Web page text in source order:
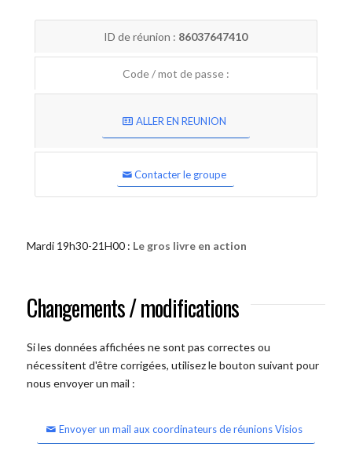
ID de réunion : 86037647410
Code / mot de passe :
ALLER EN REUNION
Contacter le groupe
Mardi 19h30-21H00 : Le gros livre en action
Changements / modifications
Si les données affichées ne sont pas correctes ou
nécessitent d'être corrigées, utilisez le bouton suivant pour
nous envoyer un mail :
Envoyer un mail aux coordinateurs de réunions Visios